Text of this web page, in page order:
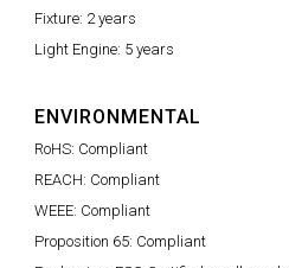
Fixture: 2 years
Light Engine: 5 years
ENVIRONMENTAL
RoHS: Compliant
REACH: Compliant
WEEE: Compliant
Proposition 65: Compliant